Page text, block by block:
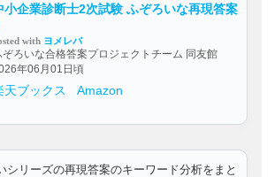
小企業診断士2次試験 ふぞろいな再現答案
with ヨメレバ
ぞろいな合格答案プロジェクトチーム 同友館
年06月01日頃
天ブックス Amazon
シリーズの再現答案のキーワード分析をまと